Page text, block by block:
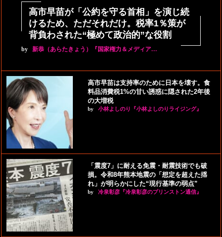
高市早苗が「公約を守る首相」を演じ続
けるため、ただそれだけ。税率1％策が
背負わされた“極めて政治的”な役割
by 新恭（あらたきょう）『国家権力＆メディア…
高市早苗は支持率のために日本を壊す。食
料品消費税1%の甘い誘惑に隠された2年後
の大増税
by 小林よしのり『小林よしのりライジング』
「震度7」に耐える免震・耐震技術でも破
損。令和8年熊本地震の「想定を超えた揺
れ」が明らかにした“現行基準の弱点”
by 冷泉彰彦『冷泉彰彦のプリンストン通信』